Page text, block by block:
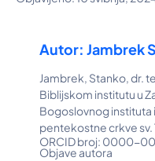
Autor: Jambrek
Jambrek, Stanko, dr.
Biblijskom institutu u
Bogoslovnog instituta
pentekostne crkve sv.
ORCID broj: 0000-
Objave autora